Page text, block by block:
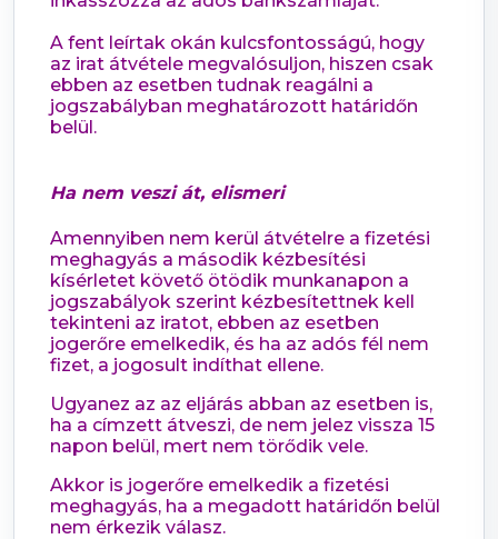
A fent leírtak okán kulcsfontosságú, hogy
az irat átvétele megvalósuljon, hiszen csak
ebben az esetben tudnak reagálni a
jogszabályban meghatározott határidőn
belül.
Ha nem veszi át, elismeri
Amennyiben nem kerül átvételre a fizetési
meghagyás a második kézbesítési
kísérletet követő ötödik munkanapon a
jogszabályok szerint kézbesítettnek kell
tekinteni az iratot, ebben az esetben
jogerőre emelkedik, és ha az adós fél nem
fizet, a jogosult indíthat ellene.
Ugyanez az az eljárás abban az esetben is,
ha a címzett átveszi, de nem jelez vissza 15
napon belül, mert nem törődik vele.
Akkor is jogerőre emelkedik a fizetési
meghagyás, ha a megadott határidőn belül
nem érkezik válasz.